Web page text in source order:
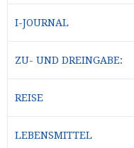
I-JOURNAL
ZU- UND DREINGABE:
REISE
LEBENSMITTEL